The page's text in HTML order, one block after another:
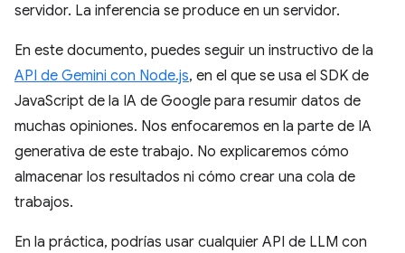
servidor. La inferencia se produce en un servidor.
En este documento, puedes seguir un instructivo de la
API de Gemini con Node.js, en el que se usa el SDK de
JavaScript de la IA de Google para resumir datos de
muchas opiniones. Nos enfocaremos en la parte de IA
generativa de este trabajo. No explicaremos cómo
almacenar los resultados ni cómo crear una cola de
trabajos.
En la práctica, podrías usar cualquier API de LLM con